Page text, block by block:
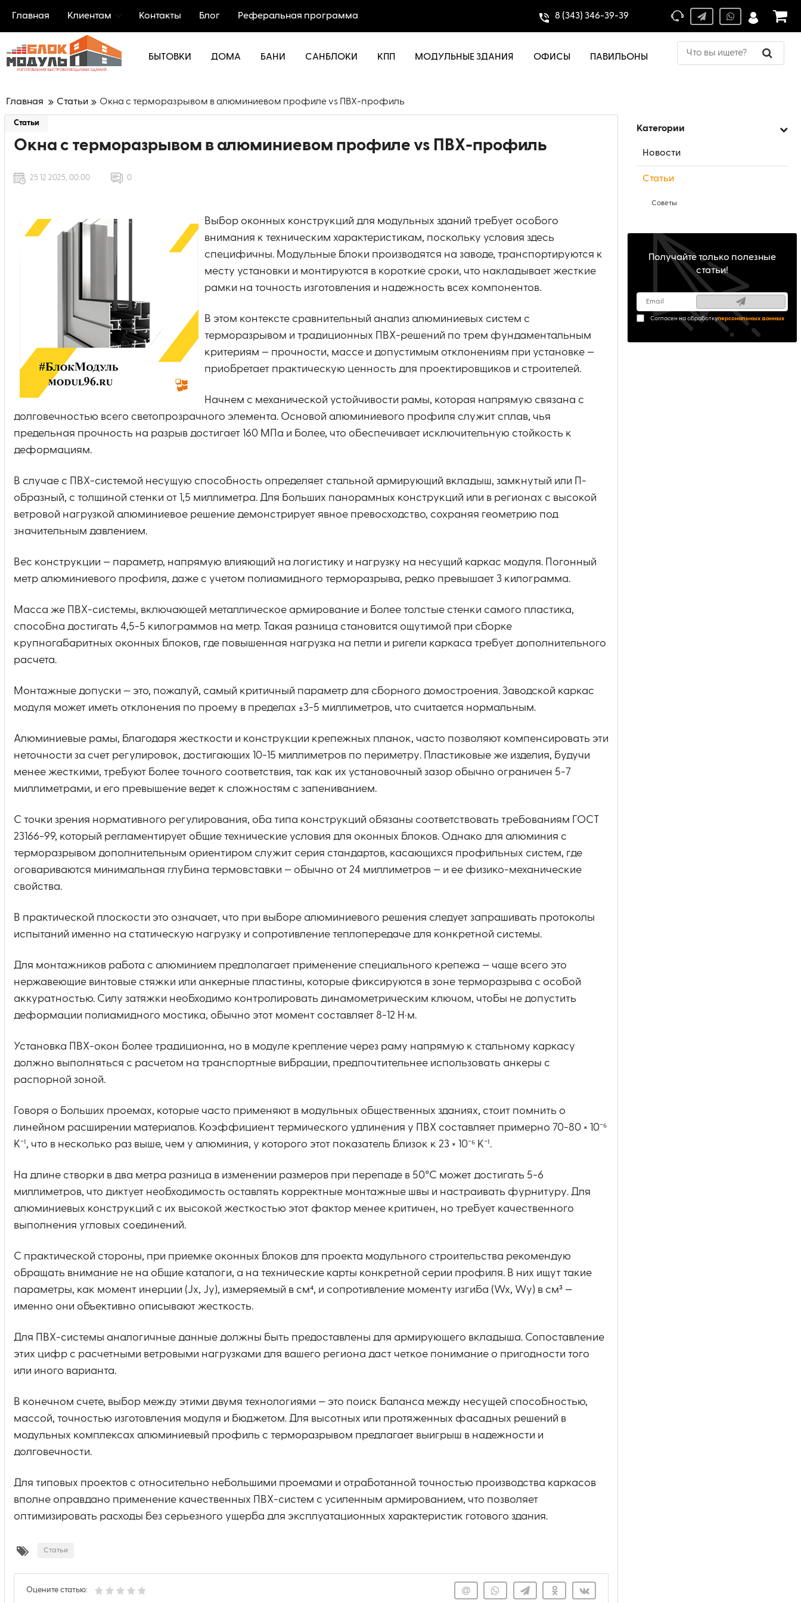
Главная Клиентам Контакты Блог Реферальная программа 8 (343) 346-39-39
БЫТОВКИ ДОМА БАНИ САНБЛОКИ КПП МОДУЛЬНЫЕ ЗДАНИЯ ОФИСЫ ПАВИЛЬОНЫ
Главная Статьи Окна с терморазрывом в алюминиевом профиле vs ПВХ-профиль
Категории
Новости
Статьи
Советы
Получайте только полезные
статьи!
Согласен на обработкуперсональных данных
Статьи
Окна с терморазрывом в алюминиевом профиле vs ПВХ-профиль
25 12 2025, 00:00 0
Выбор оконных конструкций для модульных зданий требует особого
внимания к техническим характеристикам, поскольку условия здесь
специфичны. Модульные блоки производятся на заводе, транспортируются к
месту установки и монтируются в короткие сроки, что накладывает жесткие
рамки на точность изготовления и надежность всех компонентов.
В этом контексте сравнительный анализ алюминиевых систем с
терморазрывом и традиционных ПВХ-решений по трем фундаментальным
критериям — прочности, массе и допустимым отклонениям при установке —
приобретает практическую ценность для проектировщиков и строителей.
Начнем с механической устойчивости рамы, которая напрямую связана с
долговечностью всего светопрозрачного элемента. Основой алюминиевого профиля служит сплав, чья
предельная прочность на разрыв достигает 160 МПа и более, что обеспечивает исключительную стойкость к
деформациям.
В случае с ПВХ-системой несущую способность определяет стальной армирующий вкладыш, замкнутый или П-
образный, с толщиной стенки от 1,5 миллиметра. Для больших панорамных конструкций или в регионах с высокой
ветровой нагрузкой алюминиевое решение демонстрирует явное превосходство, сохраняя геометрию под
значительным давлением.
Вес конструкции — параметр, напрямую влияющий на логистику и нагрузку на несущий каркас модуля. Погонный
метр алюминиевого профиля, даже с учетом полиамидного терморазрыва, редко превышает 3 килограмма.
Масса же ПВХ-системы, включающей металлическое армирование и более толстые стенки самого пластика,
способна достигать 4,5-5 килограммов на метр. Такая разница становится ощутимой при сборке
крупногабаритных оконных блоков, где повышенная нагрузка на петли и ригели каркаса требует дополнительного
расчета.
Монтажные допуски — это, пожалуй, самый критичный параметр для сборного домостроения. Заводской каркас
модуля может иметь отклонения по проему в пределах ±3-5 миллиметров, что считается нормальным.
Алюминиевые рамы, благодаря жесткости и конструкции крепежных планок, часто позволяют компенсировать эти
неточности за счет регулировок, достигающих 10-15 миллиметров по периметру. Пластиковые же изделия, будучи
менее жесткими, требуют более точного соответствия, так как их установочный зазор обычно ограничен 5-7
миллиметрами, и его превышение ведет к сложностям с запениванием.
С точки зрения нормативного регулирования, оба типа конструкций обязаны соответствовать требованиям ГОСТ
23166-99, который регламентирует общие технические условия для оконных блоков. Однако для алюминия с
терморазрывом дополнительным ориентиром служит серия стандартов, касающихся профильных систем, где
оговариваются минимальная глубина термовставки — обычно от 24 миллиметров — и ее физико-механические
свойства.
В практической плоскости это означает, что при выборе алюминиевого решения следует запрашивать протоколы
испытаний именно на статическую нагрузку и сопротивление теплопередаче для конкретной системы.
Для монтажников работа с алюминием предполагает применение специального крепежа — чаще всего это
нержавеющие винтовые стяжки или анкерные пластины, которые фиксируются в зоне терморазрыва с особой
аккуратностью. Силу затяжки необходимо контролировать динамометрическим ключом, чтобы не допустить
деформации полиамидного мостика, обычно этот момент составляет 8-12 Н·м.
Установка ПВХ-окон более традиционна, но в модуле крепление через раму напрямую к стальному каркасу
должно выполняться с расчетом на транспортные вибрации, предпочтительнее использовать анкеры с
распорной зоной.
Говоря о больших проемах, которые часто применяют в модульных общественных зданиях, стоит помнить о
линейном расширении материалов. Коэффициент термического удлинения у ПВХ составляет примерно 70-80 × 10⁻⁶
К⁻¹, что в несколько раз выше, чем у алюминия, у которого этот показатель близок к 23 × 10⁻⁶ К⁻¹.
На длине створки в два метра разница в изменении размеров при перепаде в 50°C может достигать 5-6
миллиметров, что диктует необходимость оставлять корректные монтажные швы и настраивать фурнитуру. Для
алюминиевых конструкций с их высокой жесткостью этот фактор менее критичен, но требует качественного
выполнения угловых соединений.
С практической стороны, при приемке оконных блоков для проекта модульного строительства рекомендую
обращать внимание не на общие каталоги, а на технические карты конкретной серии профиля. В них ищут такие
параметры, как момент инерции (Jx, Jy), измеряемый в см⁴, и сопротивление моменту изгиба (Wx, Wy) в см³ —
именно они объективно описывают жесткость.
Для ПВХ-системы аналогичные данные должны быть предоставлены для армирующего вкладыша. Сопоставление
этих цифр с расчетными ветровыми нагрузками для вашего региона даст четкое понимание о пригодности того
или иного варианта.
В конечном счете, выбор между этими двумя технологиями — это поиск баланса между несущей способностью,
массой, точностью изготовления модуля и бюджетом. Для высотных или протяженных фасадных решений в
модульных комплексах алюминиевый профиль с терморазрывом предлагает выигрыш в надежности и
долговечности.
Для типовых проектов с относительно небольшими проемами и отработанной точностью производства каркасов
вполне оправдано применение качественных ПВХ-систем с усиленным армированием, что позволяет
оптимизировать расходы без серьезного ущерба для эксплуатационных характеристик готового здания.
Статьи
Оцените статью: